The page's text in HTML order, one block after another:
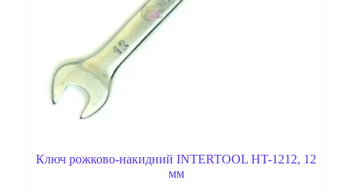
Ключ рожково-накидний INTERTOOL HT-1212, 12
мм